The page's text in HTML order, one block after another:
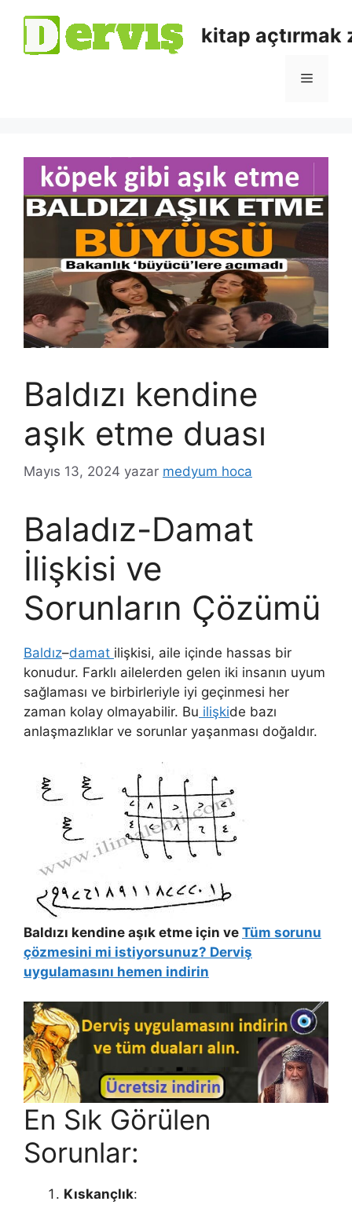
kitap açtırmak
Baldızı kendine
aşık etme duası
Mayıs 13, 2024 yazar medyum hoca
Baladız-Damat
İlişkisi ve
Sorunların Çözümü
Baldız–damat ilişkisi, aile içinde hassas bir
konudur. Farklı ailelerden gelen iki insanın uyum
sağlaması ve birbirleriyle iyi geçinmesi her
zaman kolay olmayabilir. Bu ilişkide bazı
anlaşmazlıklar ve sorunlar yaşanması doğaldır.
Baldızı kendine aşık etme için ve Tüm sorunu
çözmesini mi istiyorsunuz? Derviş
uygulamasını hemen indirin
En Sık Görülen
Sorunlar:
Kıskançlık: